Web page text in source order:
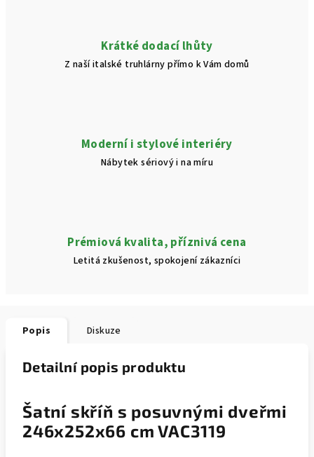
Krátké dodací lhůty
Z naší italské truhlárny přímo k Vám domů
Moderní i stylové interiéry
Nábytek sériový i na míru
Prémiová kvalita, příznivá cena
Letitá zkušenost, spokojení zákazníci
Popis Diskuze
Detailní popis produktu
Šatní skříň s posuvnými dveřmi
246x252x66 cm VAC3119